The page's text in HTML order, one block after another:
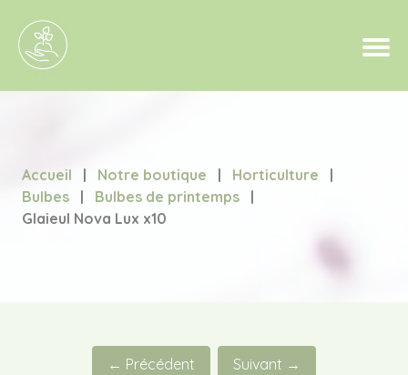
Accueil | Notre boutique | Horticulture
|
Bulbes
| Bulbes de printemps
|
Glaieul Nova Lux x10
← Précédent Suivant →